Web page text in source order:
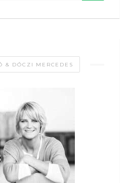
& DÓCZI MERCEDES